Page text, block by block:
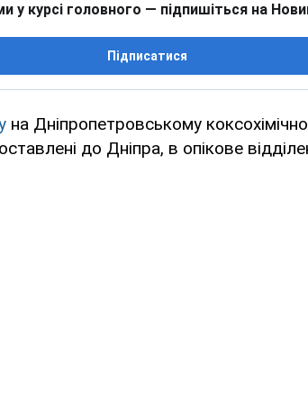
у курсі головного — підпишіться на
Підписатися
на Дніпропетровському
до Дніпра, в опікове